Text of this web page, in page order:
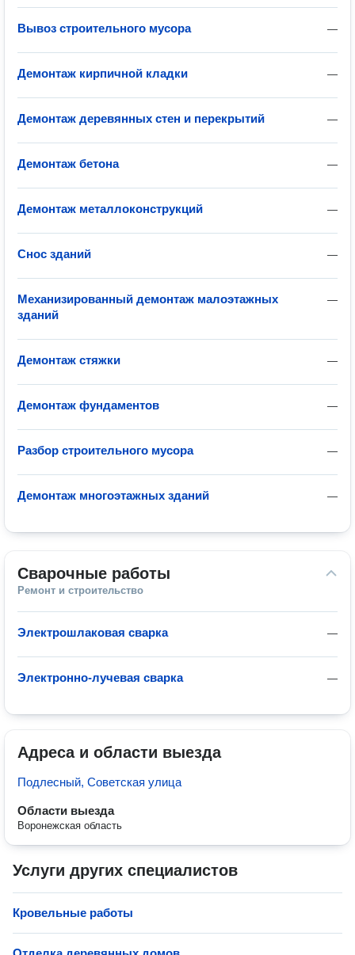
—
Вывоз строительного мусора
—
Демонтаж кирпичной кладки
—
Демонтаж деревянных стен и перекрытий
—
Демонтаж бетона
—
Демонтаж металлоконструкций
—
Снос зданий
—
Механизированный демонтаж малоэтажных
зданий
—
Демонтаж стяжки
—
Демонтаж фундаментов
—
Разбор строительного мусора
—
Демонтаж многоэтажных зданий
Сварочные работы
Ремонт и строительство
—
Электрошлаковая сварка
—
Электронно-лучевая сварка
Адреса и области выезда
Подлесный, Советская улица
Области выезда
Воронежская область
Услуги других специалистов
Кровельные работы